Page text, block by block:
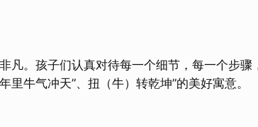
孩子们认真对待每一个细节，每一个步骤
牛气冲天”、扭（牛）转乾坤”的美好寓意。